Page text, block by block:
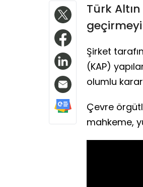
Türk
Şirket
(KAP)
olumlu
Çevre
mahkeme,